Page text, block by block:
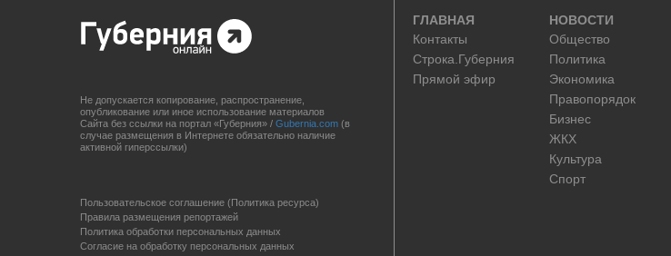
Не допускается копирование, распространение,
опубликование или иное использование материалов
Сайта без ссылки на портал «Губерния» / Gubernia.com (в
случае размещения в Интернете обязательно наличие
активной гиперссылки)
Пользовательское соглашение (Политика ресурса)
Правила размещения репортажей
Политика обработки персональных данных
Согласие на обработку персональных данных
ГЛАВНАЯ
Контакты
Строка.Губерния
Прямой эфир
НОВОСТИ
Общество
Политика
Экономика
Правопорядок
Бизнес
ЖКХ
Культура
Спорт